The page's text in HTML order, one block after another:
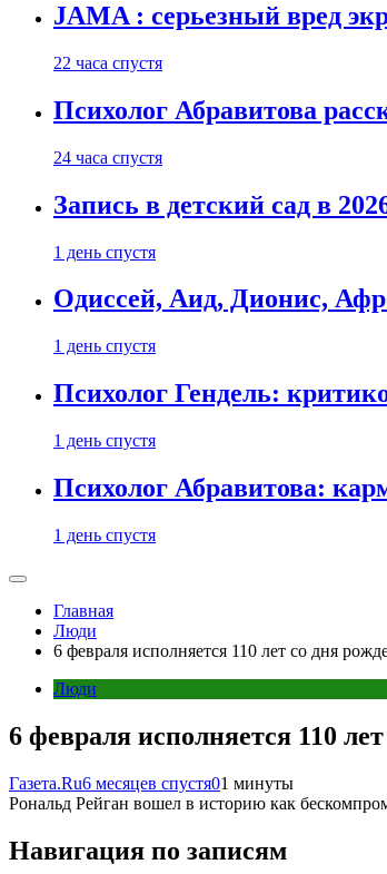
JAMA : серьезный вред
22 часа спустя
Психолог Абравитова
24 часа спустя
Запись в детский сад в
1 день спустя
Одиссей, Аид, Дионис,
1 день спустя
Психолог Гендель:
1 день спустя
Психолог Абравитова:
1 день спустя
Главная
Люди
6 февраля исполняется 110 лет со дня
Люди
6 февраля исполняется 110
Газета.Ru6 месяцев спустя01 минуты
Рональд Рейган вошел в историю как
Навигация по записям